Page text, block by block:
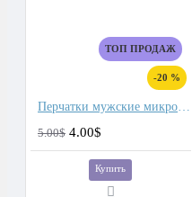
ТОП ПРОДАЖ
-20 %
Перчатки мужские микроволокно со спандекс вставками
5.00$ 4.00$
Купить